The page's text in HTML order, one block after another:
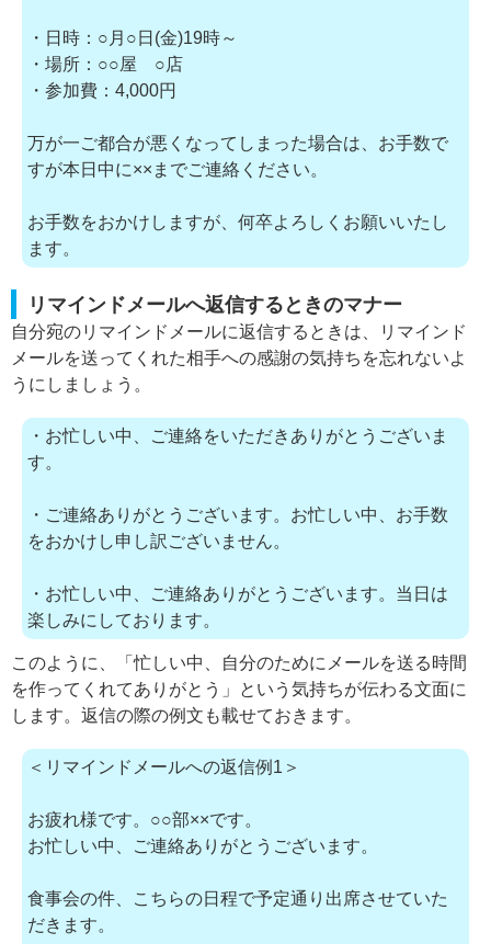
・日時：○月○日(金)19時～
・場所：○○屋 ○店
・参加費：4,000円
万が一ご都合が悪くなってしまった場合は、お手数で
すが本日中に××までご連絡ください。
お手数をおかけしますが、何卒よろしくお願いいたし
ます。
リマインドメールへ返信するときのマナー
自分宛のリマインドメールに返信するときは、リマインド
メールを送ってくれた相手への感謝の気持ちを忘れないよ
うにしましょう。
・お忙しい中、ご連絡をいただきありがとうございま
す。
・ご連絡ありがとうございます。お忙しい中、お手数
をおかけし申し訳ございません。
・お忙しい中、ご連絡ありがとうございます。当日は
楽しみにしております。
このように、「忙しい中、自分のためにメールを送る時間
を作ってくれてありがとう」という気持ちが伝わる文面に
します。返信の際の例文も載せておきます。
＜リマインドメールへの返信例1＞
お疲れ様です。○○部××です。
お忙しい中、ご連絡ありがとうございます。
食事会の件、こちらの日程で予定通り出席させていた
だきます。